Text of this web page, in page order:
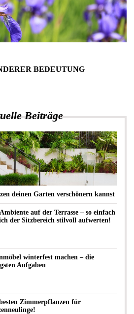
BEDEUTUNG
Beiträge
deinen Garten verschönern kannst
auf der Terrasse – so einfach
der Sitzbereich stilvoll aufwerten!
winterfest machen – die
Aufgaben
Zimmerpflanzen für